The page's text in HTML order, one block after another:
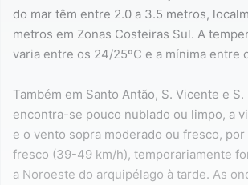
do mar têm entre 2.0 a 3.5 metros,
metros em Zonas Costeiras Sul. A
varia entre os 24/25ºC e a mínima entre
Também em Santo Antão, S. Vicente e
encontra-se pouco nublado ou limpo, a
e o vento sopra moderado ou fresco,
fresco (39-49 km/h), temporariamente
a Noroeste do arquipélago à tarde. As